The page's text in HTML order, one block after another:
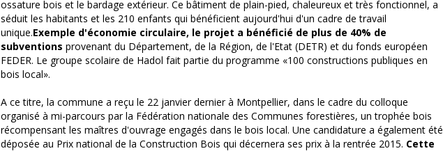
ossature bois et le bardage extérieur. Ce bâtiment de plain-pied, chaleureux et très fonctionnel, a
séduit les habitants et les 210 enfants qui bénéficient aujourd'hui d'un cadre de travail
unique.Exemple d'économie circulaire, le projet a bénéficié de plus de 40% de
subventions provenant du Département, de la Région, de l'Etat (DETR) et du fonds européen
FEDER. Le groupe scolaire de Hadol fait partie du programme «100 constructions publiques en
bois local».
A ce titre, la commune a reçu le 22 janvier dernier à Montpellier, dans le cadre du colloque
organisé à mi-parcours par la Fédération nationale des Communes forestières, un trophée bois
récompensant les maîtres d'ouvrage engagés dans le bois local. Une candidature a également été
déposée au Prix national de la Construction Bois qui décernera ses prix à la rentrée 2015. Cette